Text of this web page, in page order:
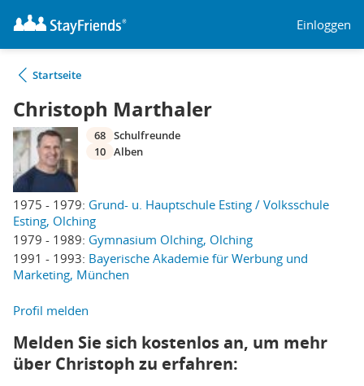
Einloggen
Startseite
Christoph Marthaler
1975 - 1979: Grund- u. Hauptschule Esting / Volksschule
Esting, Olching
1979 - 1989: Gymnasium Olching, Olching
1991 - 1993: Bayerische Akademie für Werbung und
Marketing, München
68 Schulfreunde
10 Alben
Profil melden
Melden Sie sich kostenlos an, um mehr
über Christoph zu erfahren: